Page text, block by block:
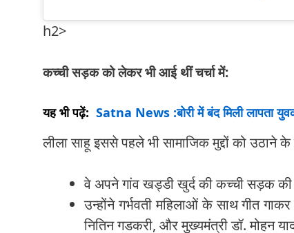
h2>
कच्ची सड़क को लेकर भी आई थीं चर्चा में:
यह भी पढ़ें: Satna News :बोरी में बंद मिली लापता
लीला साहू इससे पहले भी सामाजिक मुद्दों को उठाने के
वे अपने गांव खड्डी खुर्द की कच्ची सड़क
उन्होंने गर्भवती महिलाओं के साथ गीत
नितिन गडकरी, और मुख्यमंत्री डॉ. मोहन